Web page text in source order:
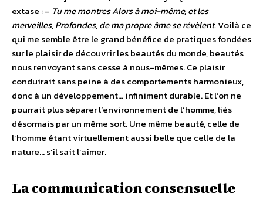
extase : – Tu me montres Alors à moi-même, et les
merveilles, Profondes, de ma propre âme se révèlent.Voilà ce
qui me semble être le grand bénéfice de pratiques fondées
sur le plaisir de découvrir les beautés du monde, beautés
nous renvoyant sans cesse à nous-mêmes. Ce plaisir
conduirait sans peine à des comportements harmonieux,
donc à un développement… infiniment durable. Et l’on ne
pourrait plus séparer l’environnement de l’homme, liés
désormais par un même sort. Une même beauté, celle de
l’homme étant virtuellement aussi belle que celle de la
nature… s’il sait l’aimer.
La communication consensuelle